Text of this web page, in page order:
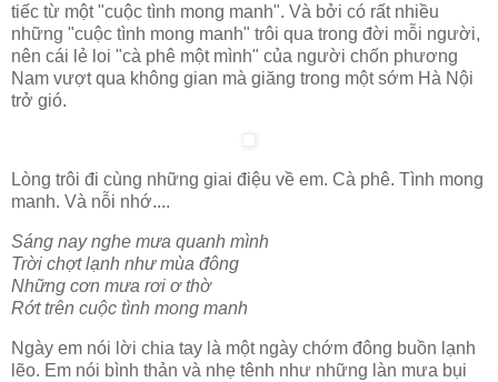
tiếc từ một "cuộc tình mong manh". Và bởi có rất nhiều
những "cuộc tình mong manh" trôi qua trong đời mỗi người,
nên cái lẻ loi "cà phê một mình" của người chốn phương
Nam vượt qua không gian mà giăng trong một sớm Hà Nội
trở gió.
Lòng trôi đi cùng những giai điệu về em. Cà phê. Tình mong
manh. Và nỗi nhớ....
Sáng nay nghe mưa quanh mình
Trời chợt lạnh như mùa đông
Những cơn mưa rơi ơ thờ
Rớt trên cuộc tình mong manh
Ngày em nói lời chia tay là một ngày chớm đông buồn lạnh
lẽo. Em nói bình thản và nhẹ tênh như những làn mưa bụi